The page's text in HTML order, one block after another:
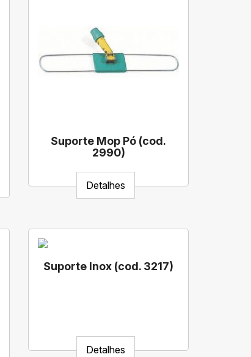
Suporte Mop Pó (cod.
2990)
Detalhes
Suporte Inox (cod. 3217)
Detalhes